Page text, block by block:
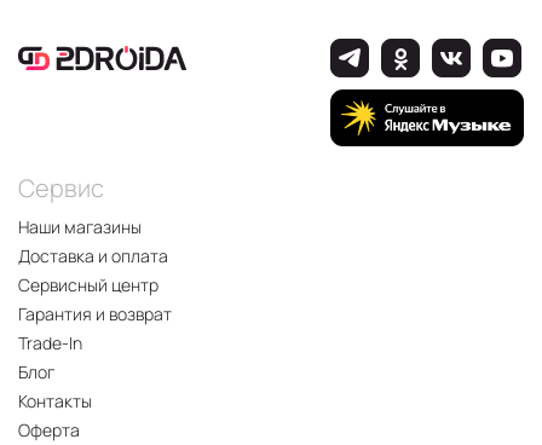
Сервис
Наши магазины
Доставка и оплата
Сервисный центр
Гарантия и возврат
Trade-In
Блог
Контакты
Оферта